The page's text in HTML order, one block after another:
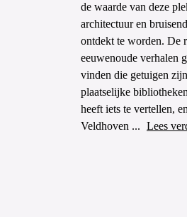
de waarde van deze
architectuur en
ontdekt te worden. De
eeuwenoude verhalen
vinden die getuigen
plaatselijke
heeft iets te vertellen,
Veldhoven ... Lees